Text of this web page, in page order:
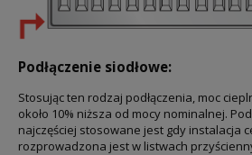
Podłączenie siodłowe:
Stosując ten rodzaj podłączenia, moc
około 10% niższa od mocy nominalnej.
najczęściej stosowane jest gdy instalacja
rozprowadzona jest w listwach